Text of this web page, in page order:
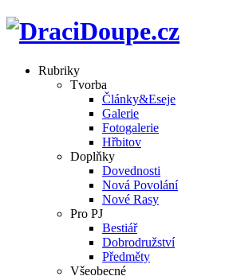
Rubriky
Tvorba
Články&Eseje
Galerie
Fotogalerie
Hřbitov
Doplňky
Dovednosti
Nová Povolání
Nové Rasy
Pro PJ
Bestiář
Dobrodružství
Předměty
Všeobecné